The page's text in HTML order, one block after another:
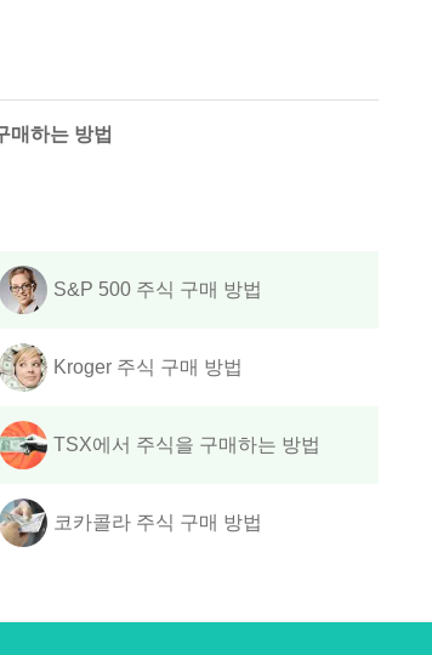
매하는 방법
S&P 500 주식 구매 방법
Kroger 주식 구매 방법
TSX에서 주식을 구매하는 방법
코카콜라 주식 구매 방법